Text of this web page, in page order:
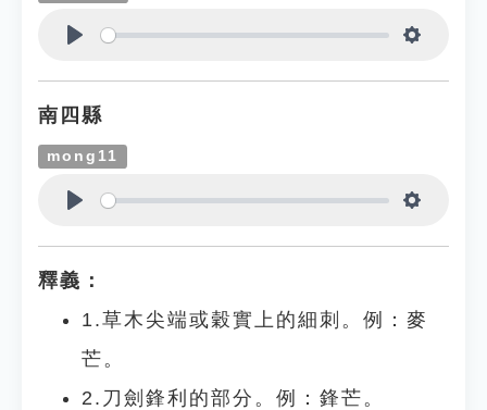
南四縣
mong11
釋義：
1.草木尖端或穀實上的細刺。例：麥
芒。
2.刀劍鋒利的部分。例：鋒芒。